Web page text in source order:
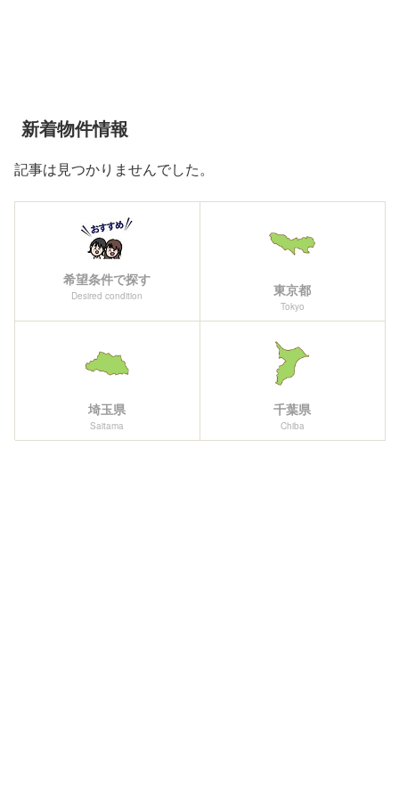
新着物件情報
記事は見つかりませんでした。
希望条件で探す
Desired condition 東京都
Tokyo
埼玉県
Saitama
千葉県
Chiba